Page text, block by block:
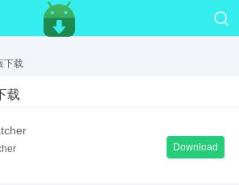
下载
载
Download